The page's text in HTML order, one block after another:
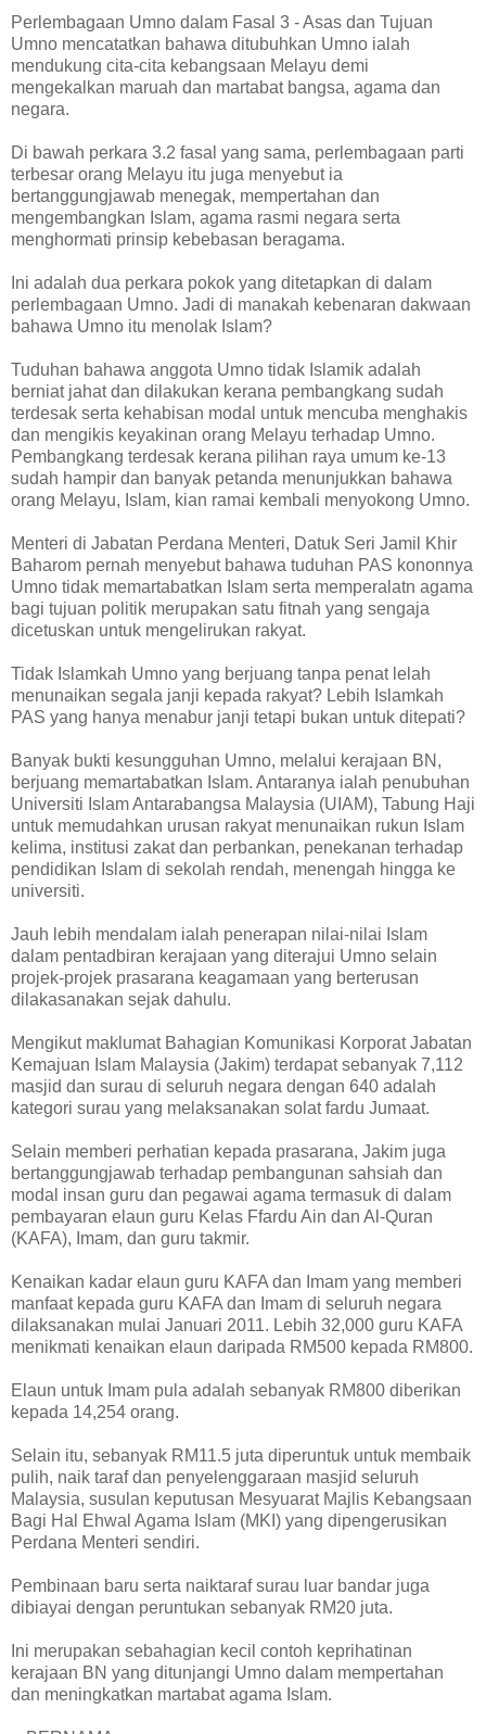
Perlembagaan Umno dalam Fasal 3 - Asas dan Tujuan
Umno mencatatkan bahawa ditubuhkan Umno ialah
mendukung cita-cita kebangsaan Melayu demi
mengekalkan maruah dan martabat bangsa, agama dan
negara.
Di bawah perkara 3.2 fasal yang sama, perlembagaan parti
terbesar orang Melayu itu juga menyebut ia
bertanggungjawab menegak, mempertahan dan
mengembangkan Islam, agama rasmi negara serta
menghormati prinsip kebebasan beragama.
Ini adalah dua perkara pokok yang ditetapkan di dalam
perlembagaan Umno. Jadi di manakah kebenaran dakwaan
bahawa Umno itu menolak Islam?
Tuduhan bahawa anggota Umno tidak Islamik adalah
berniat jahat dan dilakukan kerana pembangkang sudah
terdesak serta kehabisan modal untuk mencuba menghakis
dan mengikis keyakinan orang Melayu terhadap Umno.
Pembangkang terdesak kerana pilihan raya umum ke-13
sudah hampir dan banyak petanda menunjukkan bahawa
orang Melayu, Islam, kian ramai kembali menyokong Umno.
Menteri di Jabatan Perdana Menteri, Datuk Seri Jamil Khir
Baharom pernah menyebut bahawa tuduhan PAS kononnya
Umno tidak memartabatkan Islam serta memperalatn agama
bagi tujuan politik merupakan satu fitnah yang sengaja
dicetuskan untuk mengelirukan rakyat.
Tidak Islamkah Umno yang berjuang tanpa penat lelah
menunaikan segala janji kepada rakyat? Lebih Islamkah
PAS yang hanya menabur janji tetapi bukan untuk ditepati?
Banyak bukti kesungguhan Umno, melalui kerajaan BN,
berjuang memartabatkan Islam. Antaranya ialah penubuhan
Universiti Islam Antarabangsa Malaysia (UIAM), Tabung Haji
untuk memudahkan urusan rakyat menunaikan rukun Islam
kelima, institusi zakat dan perbankan, penekanan terhadap
pendidikan Islam di sekolah rendah, menengah hingga ke
universiti.
Jauh lebih mendalam ialah penerapan nilai-nilai Islam
dalam pentadbiran kerajaan yang diterajui Umno selain
projek-projek prasarana keagamaan yang berterusan
dilakasanakan sejak dahulu.
Mengikut maklumat Bahagian Komunikasi Korporat Jabatan
Kemajuan Islam Malaysia (Jakim) terdapat sebanyak 7,112
masjid dan surau di seluruh negara dengan 640 adalah
kategori surau yang melaksanakan solat fardu Jumaat.
Selain memberi perhatian kepada prasarana, Jakim juga
bertanggungjawab terhadap pembangunan sahsiah dan
modal insan guru dan pegawai agama termasuk di dalam
pembayaran elaun guru Kelas Ffardu Ain dan Al-Quran
(KAFA), Imam, dan guru takmir.
Kenaikan kadar elaun guru KAFA dan Imam yang memberi
manfaat kepada guru KAFA dan Imam di seluruh negara
dilaksanakan mulai Januari 2011. Lebih 32,000 guru KAFA
menikmati kenaikan elaun daripada RM500 kepada RM800.
Elaun untuk Imam pula adalah sebanyak RM800 diberikan
kepada 14,254 orang.
Selain itu, sebanyak RM11.5 juta diperuntuk untuk membaik
pulih, naik taraf dan penyelenggaraan masjid seluruh
Malaysia, susulan keputusan Mesyuarat Majlis Kebangsaan
Bagi Hal Ehwal Agama Islam (MKI) yang dipengerusikan
Perdana Menteri sendiri.
Pembinaan baru serta naiktaraf surau luar bandar juga
dibiayai dengan peruntukan sebanyak RM20 juta.
Ini merupakan sebahagian kecil contoh keprihatinan
kerajaan BN yang ditunjangi Umno dalam mempertahan
dan meningkatkan martabat agama Islam.